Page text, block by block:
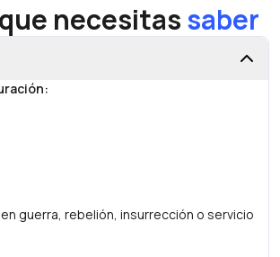
necesitassaber
:
guerra, rebelión, insurrección o servicio